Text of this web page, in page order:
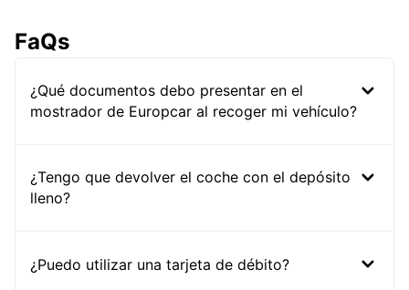
FaQs
¿Qué documentos debo presentar en el
mostrador de Europcar al recoger mi vehículo?
¿Tengo que devolver el coche con el depósito
lleno?
¿Puedo utilizar una tarjeta de débito?